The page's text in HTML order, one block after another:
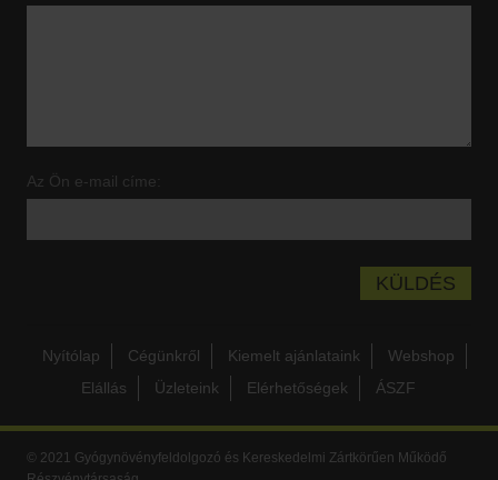
Az Ön e-mail címe:
Nyítólap Cégünkről Kiemelt ajánlataink
Webshop
Elállás
Üzleteink Elérhetőségek ÁSZF
© 2021 Gyógynövényfeldolgozó és Kereskedelmi Zártkörűen Működő